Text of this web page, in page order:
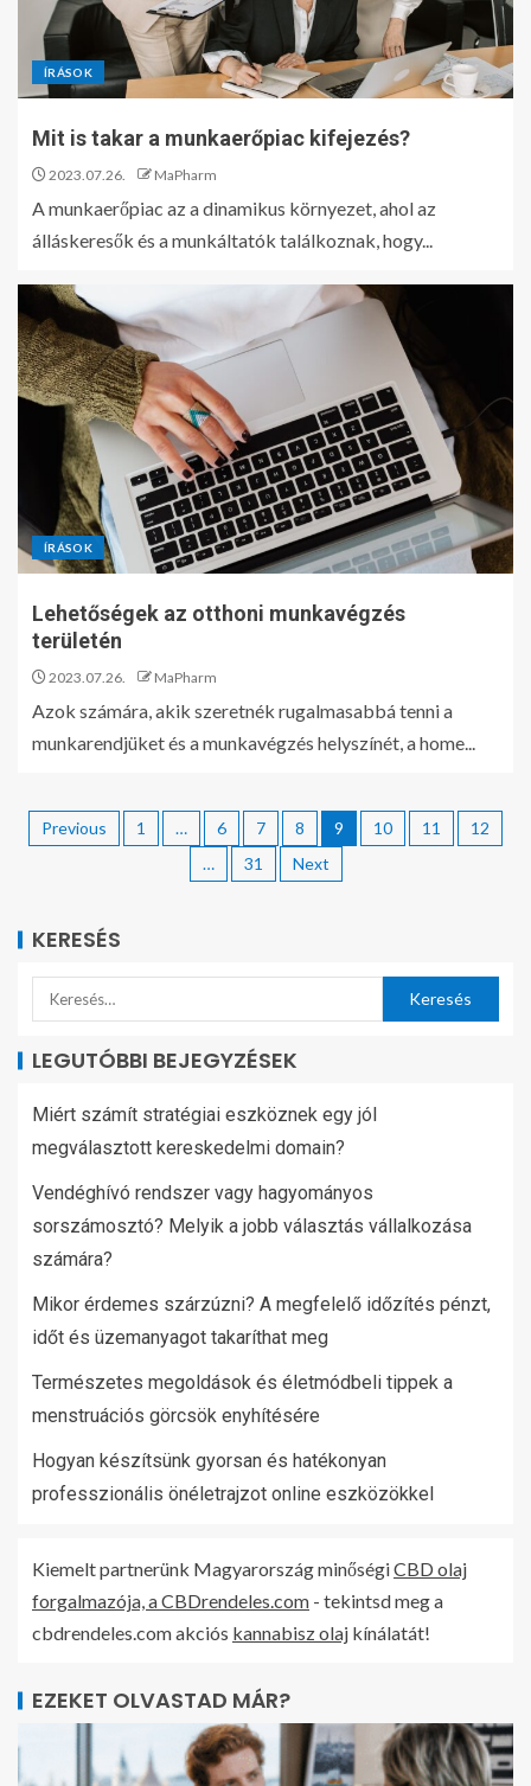
ÍRÁSOK
Mit is takar a munkaerőpiac kifejezés?
2023.07.26. MaPharm
A munkaerőpiac az a dinamikus környezet, ahol az
álláskeresők és a munkáltatók találkoznak, hogy...
ÍRÁSOK
Lehetőségek az otthoni munkavégzés
területén
2023.07.26. MaPharm
Azok számára, akik szeretnék rugalmasabbá tenni a
munkarendjüket és a munkavégzés helyszínét, a home...
Previous 1 … 6 7 8 9 10 11
12
…
31 Next
KERESÉS
LEGUTÓBBI BEJEGYZÉSEK
Miért számít stratégiai eszköznek egy jól
megválasztott kereskedelmi domain?
Vendéghívó rendszer vagy hagyományos
sorszámosztó? Melyik a jobb választás vállalkozása
számára?
Mikor érdemes szárzúzni? A megfelelő időzítés pénzt,
időt és üzemanyagot takaríthat meg
Természetes megoldások és életmódbeli tippek a
menstruációs görcsök enyhítésére
Hogyan készítsünk gyorsan és hatékonyan
professzionális önéletrajzot online eszközökkel
Kiemelt partnerünk Magyarország minőségiCBD olaj
forgalmazója, a CBDrendeles.com - tekintsd meg a
cbdrendeles.com akciós kannabisz olaj kínálatát!
EZEKET OLVASTAD MÁR?